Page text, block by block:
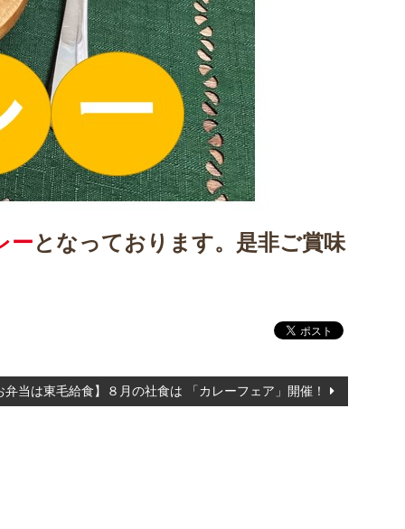
ーとなっております。是非ご賞味
当は東毛給食】８月の社食は 「カレーフェア」開催！